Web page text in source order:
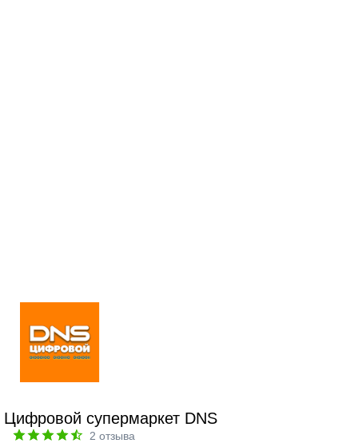
Цифровой супермаркет DNS
2 отзыва